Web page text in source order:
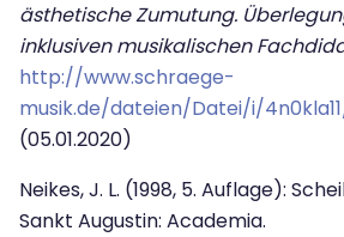
ästhetische Zumutung.
inklusiven musikalischen
http://www.schraege-
musik.de/dateien/Datei/i/
(05.01.2020)
Neikes, J. L. (1998, 5. Auflage):
Sankt Augustin: Academia.